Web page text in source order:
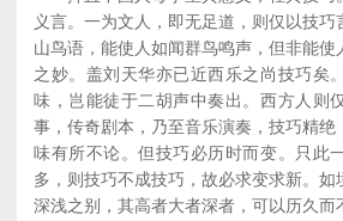
义言。一为文人，即无足道，则仅以技
山鸟语，能使人如闻群鸟鸣声，但非能使
之妙。盖刘天华亦已近西乐之尚技巧矣
味，岂能徒于二胡声中奏出。西方人则
事，传奇剧本，乃至音乐演奏，技巧精绝
味有所不论。但技巧必历时而变。只此
多，则技巧不成技巧，故必求变求新。
深浅之别，其高者大者深者，可以历久而